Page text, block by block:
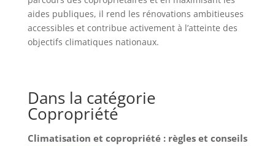
aides publiques, il rend les rénovations ambitieuses
accessibles et contribue activement à l’atteinte des
objectifs climatiques nationaux.
Dans la catégorie
Copropriété
Climatisation et copropriété : règles et conseils